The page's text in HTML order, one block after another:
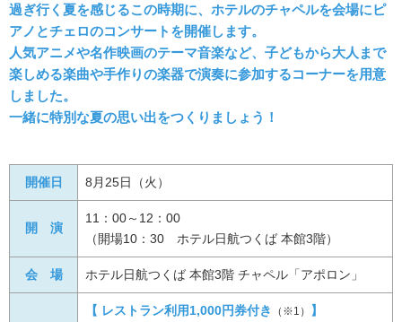
過ぎ行く夏を感じるこの時期に、ホテルのチャペルを会場にピ
アノとチェロのコンサートを開催します。
人気アニメや名作映画のテーマ音楽など、子どもから大人まで
楽しめる楽曲や手作りの楽器で演奏に参加するコーナーを用意
しました。
一緒に特別な夏の思い出をつくりましょう！
開催日 8月25日（火）
開 演
11：00～12：00
（開場10：30 ホテル日航つくば 本館3階）
会 場 ホテル日航つくば 本館3階 チャペル「アポロン」
【 レストラン利用1,000円券付き （※1）
】